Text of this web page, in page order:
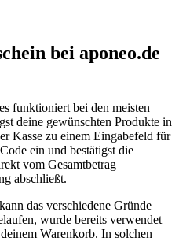
bei aponeo.de
funktioniert bei den meisten
deine gewünschten Produkte in
Kasse zu einem Eingabefeld für
ein und bestätigst die
vom Gesamtbetrag
abschließt.
das verschiedene Gründe
wurde bereits verwendet
Warenkorb. In solchen